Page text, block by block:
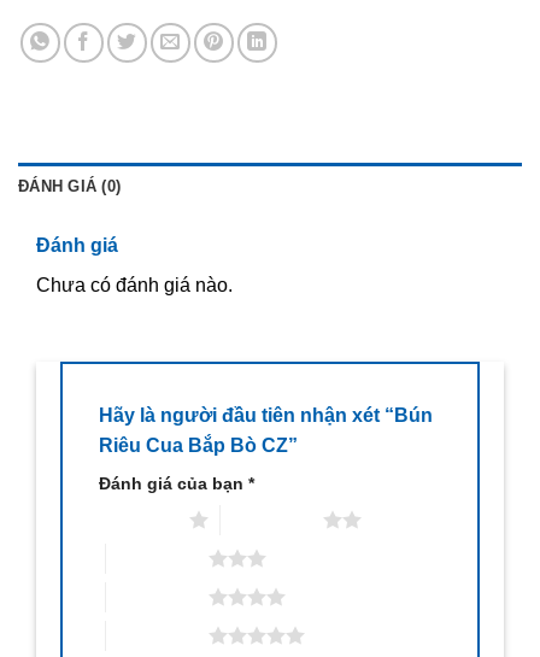
ĐÁNH GIÁ (0)
Đánh giá
Chưa có đánh giá nào.
Hãy là người đầu tiên nhận xét “Bún
Riêu Cua Bắp Bò CZ”
Đánh giá của bạn *